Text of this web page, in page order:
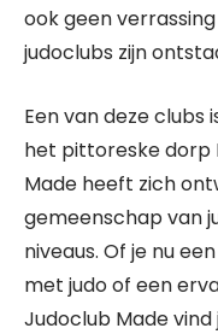
ook geen
judoclubs zijn
Een van deze clubs
het pittoreske dorp
Made heeft zich
gemeenschap van
niveaus. Of je nu
met judo of een
Judoclub Made